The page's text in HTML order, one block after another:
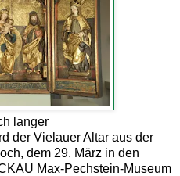
langer
der Vielauer Altar aus der
dem 29. März in den
Max-Pechstein-Museum